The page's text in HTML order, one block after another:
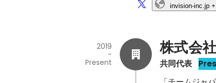
invision-inc.jp
株式会
共同代表
2019
-
Present